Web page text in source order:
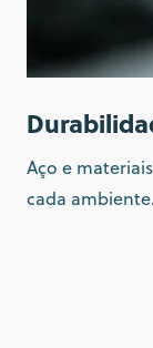
Aço e
cada ambiente.